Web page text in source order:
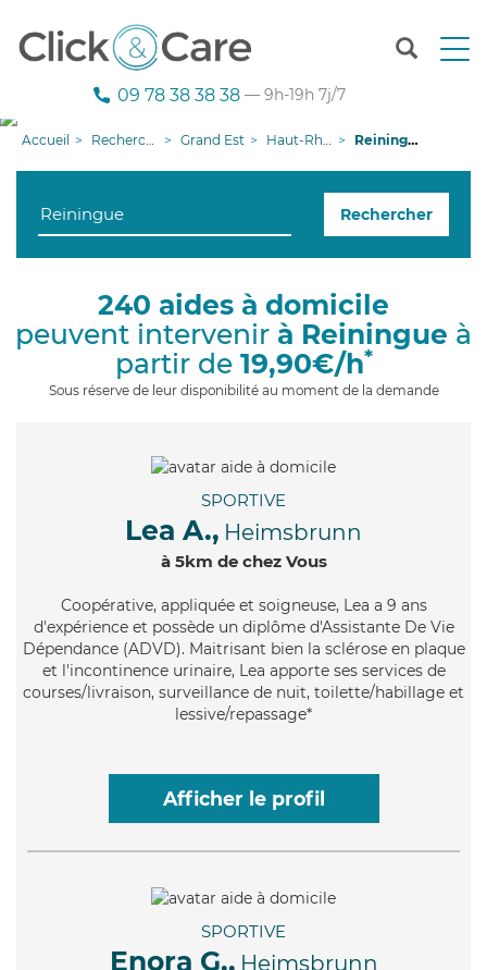
T
n
g
i
09 78 38 38 38 — 9h-19h 7j/7
Accueil Recherche aide à domicile Grand Est Haut-Rhin Reiningue
Rechercher
240 aides à domicile
peuvent intervenir à Reiningue à
partir de 19,90€/h*
Sous réserve de leur disponibilité au moment de la demande
SPORTIVE
Lea A., Heimsbrunn
à 5km de chez Vous
Coopérative, appliquée et soigneuse, Lea a 9 ans
d'expérience et possède un diplôme d'Assistante De Vie
Dépendance (ADVD). Maitrisant bien la sclérose en plaque
et l'incontinence urinaire, Lea apporte ses services de
courses/livraison, surveillance de nuit, toilette/habillage et
lessive/repassage*
Afficher le profil
SPORTIVE
Enora G., Heimsbrunn